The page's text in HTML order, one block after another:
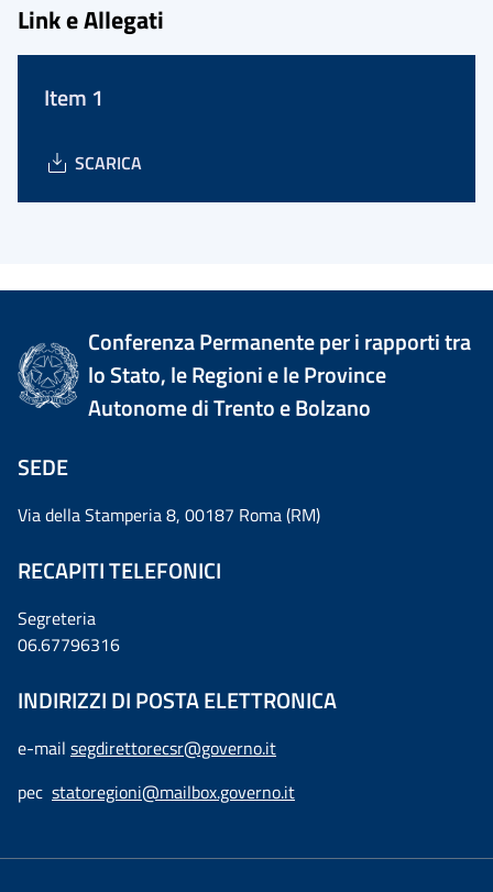
Link e Allegati
Item 1
SCARICA
Conferenza Permanente per i rapporti tra
lo Stato, le Regioni e le Province
Autonome di Trento e Bolzano
SEDE
Via della Stamperia 8, 00187 Roma (RM)
RECAPITI TELEFONICI
Segreteria
06.67796316
INDIRIZZI DI POSTA ELETTRONICA
e-mail segdirettorecsr@governo.it
pec statoregioni@mailbox.governo.it